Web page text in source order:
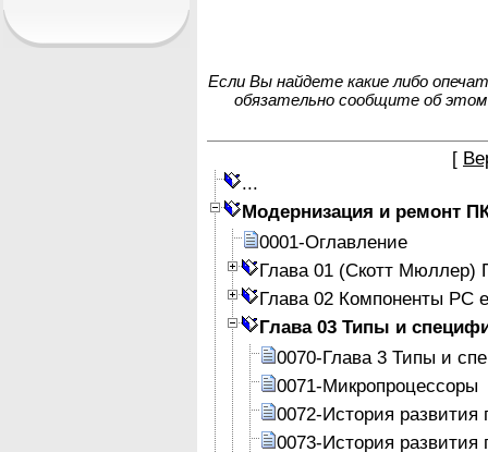
Если Вы найдете какие либо
обязательно сообщите об
[
Модернизация и ремонт
0001-Оглавление
Глава 01 (Скотт Мюллер)
Глава 02 Компоненты PC
Глава 03 Типы и
0070-Глава 3 Типы и
0071-Микропроцессоры
0072-История развития
0073-История развития